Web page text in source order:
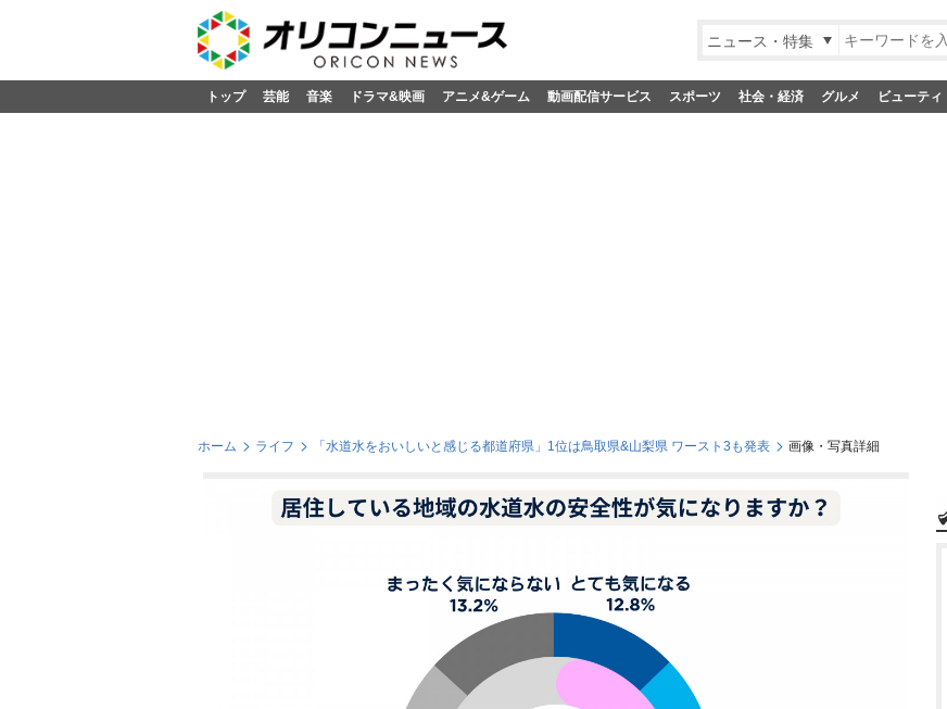
ニュース・特集
トップ 芸能 音楽 ドラマ&映画 アニメ&ゲーム 動画配信サービス スポーツ 社会・経済 グルメ ビューティ
ホーム ライフ 「水道水をおいしいと感じる都道府県」1位は鳥取県&山梨県 ワースト3も発表 画像・写真詳細